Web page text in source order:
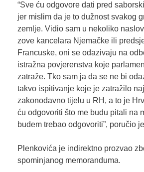
“Sve ću odgovore dati pred
jer mislim da je to dužnost svakog
zemlje. Vidio sam u nekoliko
zove kancelara Njemačke ili
Francuske, oni se odazivaju na
istražna povjerenstva koje
zatraže. Tko sam ja da se ne bi
takvo ispitivanje koje je zatražilo
zakonodavno tijelu u RH, a to je
ću odgovoriti što me budu pitali na
budem trebao odgovoriti”, poručio
Plenkovića je indirektno prozvao
spominjanog memoranduma.